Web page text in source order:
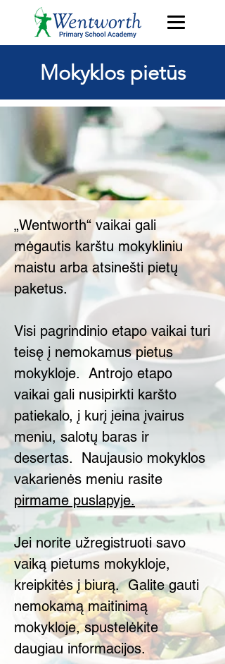
Mokyklos pietūs
„Wentworth“ vaikai gali
mėgautis karštu mokykliniu
maistu arba atsinešti pietų
paketus.
Visi pagrindinio etapo vaikai turi
teisę į nemokamus pietus
mokykloje. Antrojo etapo
vaikai gali nusipirkti karšto
patiekalo, į kurį įeina įvairus
meniu, salotų baras ir
desertas.
Naujausio mokyklos
vakarienės meniu rasite
pirmame puslapyje.
Jei norite užregistruoti savo
vaiką pietums mokykloje,
kreipkitės į biurą. Galite gauti
nemokamą maitinimą
mokykloje, spustelėkite
daugiau informacijos.